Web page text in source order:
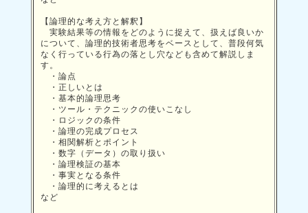
【論理的な考え方と解釈】
実験結果等の情報をどのように捉えて、扱えば良いか
について、論理的技術者思考をベースとして、普段何気
なく行っている行為の落とし穴なども含めて解説しま
す。
・論点
・正しいとは
・基本的論理思考
・ツール・テクニックの使いこなし
・ロジックの条件
・論理の完成プロセス
・相関解析とポイント
・数字（データ）の取り扱い
・論理検証の基本
・事実となる条件
・論理的に考えるとは
など